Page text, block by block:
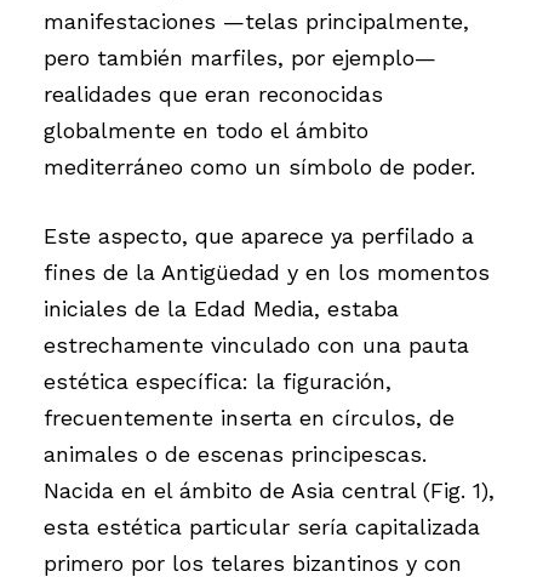
manifestaciones —telas principalmente,
pero también marfiles, por ejemplo—
realidades que eran reconocidas
globalmente en todo el ámbito
mediterráneo como un símbolo de poder.
Este aspecto, que aparece ya perfilado a
fines de la Antigüedad y en los momentos
iniciales de la Edad Media, estaba
estrechamente vinculado con una pauta
estética específica: la figuración,
frecuentemente inserta en círculos, de
animales o de escenas principescas.
Nacida en el ámbito de Asia central (Fig. 1),
esta estética particular sería capitalizada
primero por los telares bizantinos y con